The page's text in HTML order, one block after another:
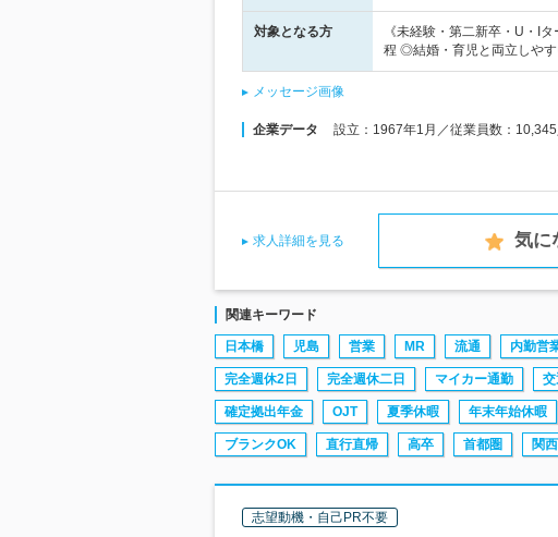
対象となる方
《未経験・第二新卒・U・I
程 ◎結婚・育児と両立しや
メッセージ画像
企業データ 設立：1967年1月／従業員数：
求人詳細を見る 気に
関連キーワード
日本橋 児島 営業 MR 流通 内勤営
完全週休2日 完全週休二日 マイカー通勤
確定拠出年金 OJT 夏季休暇 年末年始休暇
ブランクOK 直行直帰 高卒 首都圏 関西
志望動機・自己PR不要